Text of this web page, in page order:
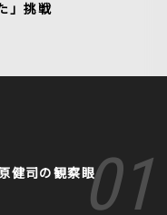
」挑戦
健司の観察眼